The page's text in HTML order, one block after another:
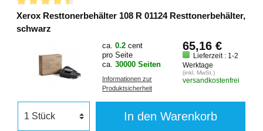
Xerox Resttonerbehälter 108 R 01124 Resttonerbehälter,
schwarz
ca. 0.2 cent
pro Seite
ca. 30000 Seiten
Informationen zur
Produktsicherheit
65,16 €
Lieferzeit : 1-2
Werktage
(inkl. MwSt.)
versandkostenfrei
In den Warenkorb